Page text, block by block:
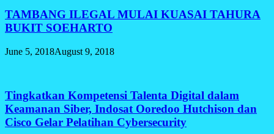
TAMBANG ILEGAL MULAI KUASAI TAHURA
BUKIT SOEHARTO
June 5, 2018August 9, 2018
Tingkatkan Kompetensi Talenta Digital dalam
Keamanan Siber, Indosat Ooredoo Hutchison dan
Cisco Gelar Pelatihan Cybersecurity